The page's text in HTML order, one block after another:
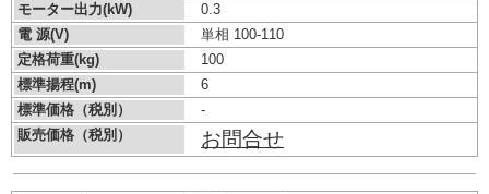
モーター出力(kW)
0.3
電 源(V)
単相 100-110
定格荷重(kg)
100
標準揚程(m)
6
標準価格（税別）
-
販売価格（税別）
お問合せ